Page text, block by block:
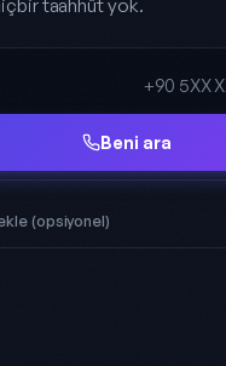
taahhüt yok.
Beni ara
(opsiyonel)